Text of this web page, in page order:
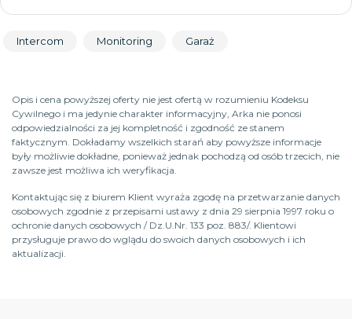
Intercom Monitoring Garaż
Opis i cena powyższej oferty nie jest ofertą w rozumieniu Kodeksu
Cywilnego i ma jedynie charakter informacyjny, Arka nie ponosi
odpowiedzialności za jej kompletność i zgodność ze stanem
faktycznym. Dokładamy wszelkich starań aby powyższe informacje
były możliwie dokładne, ponieważ jednak pochodzą od osób trzecich, nie
zawsze jest możliwa ich weryfikacja.
Kontaktując się z biurem Klient wyraża zgodę na przetwarzanie danych
osobowych zgodnie z przepisami ustawy z dnia 29 sierpnia 1997 roku o
ochronie danych osobowych / Dz.U.Nr. 133 poz. 883/. Klientowi
przysługuje prawo do wglądu do swoich danych osobowych i ich
aktualizacji.